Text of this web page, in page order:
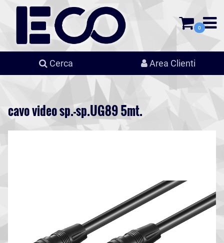
0
Cerca Area Clienti
cavo video sp.-sp.UG89 5mt.